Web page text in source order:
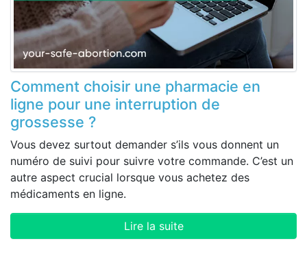
Comment choisir une pharmacie en
ligne pour une interruption de
grossesse ?
Vous devez surtout demander s’ils vous donnent un
numéro de suivi pour suivre votre commande. C’est un
autre aspect crucial lorsque vous achetez des
médicaments en ligne.
Lire la suite